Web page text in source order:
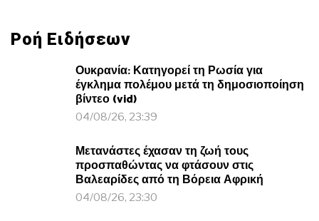
Ροή Ειδήσεων
Ουκρανία: Κατηγορεί τη Ρωσία για
έγκλημα πολέμου μετά τη δημοσιοποίηση
βίντεο (vid)
04/08/26, 23:39
Μετανάστες έχασαν τη ζωή τους
προσπαθώντας να φτάσουν στις
Βαλεαρίδες από τη Βόρεια Αφρική
04/08/26, 23:30